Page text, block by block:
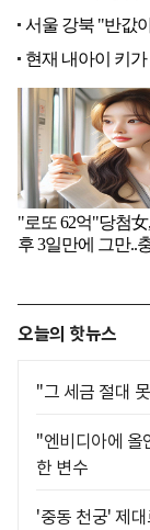
오늘의 핫뉴스
"그 세금 절대
"엔비디아에
한 변수
'중동 천궁' 제